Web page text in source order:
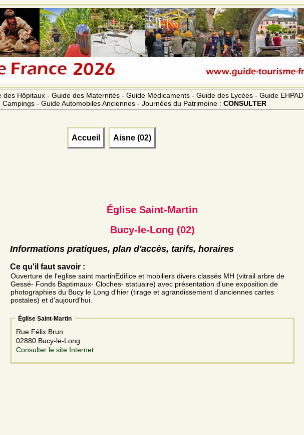
Hôpitaux - Guide des Maternités - Guide Médicaments - Guide des Lycées - Guide EHPAD
- Guide Automobiles Anciennes - Journées du Patrimoine : CONSULTER
Accueil Aisne (02)
Église Saint-Martin
Bucy-le-Long (02)
Informations pratiques, plan d'accès, tarifs, horaires
Ce qu'il faut savoir :
Ouverture de l'eglise saint martinEdifice et mobiliers divers classés MH (vitrail arbre de
Gessé- Fonds Baptimaux- Cloches- statuaire) avec présentation d'une exposition de
photographies du Bucy le Long d'hier (tirage et agrandissement d'anciennes cartes
postales) et d'aujourd'hui.
Église Saint-Martin
Rue Félix Brun
02880 Bucy-le-Long
Consulter le site Internet